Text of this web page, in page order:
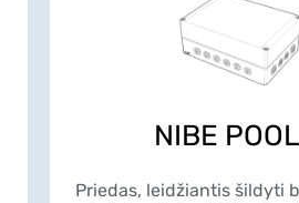
NIBE
Priedas, leidžiantis šildyti